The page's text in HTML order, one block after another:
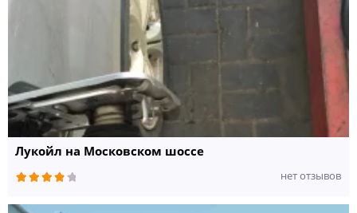
Лукойл на Московском шоссе
нет отзывов